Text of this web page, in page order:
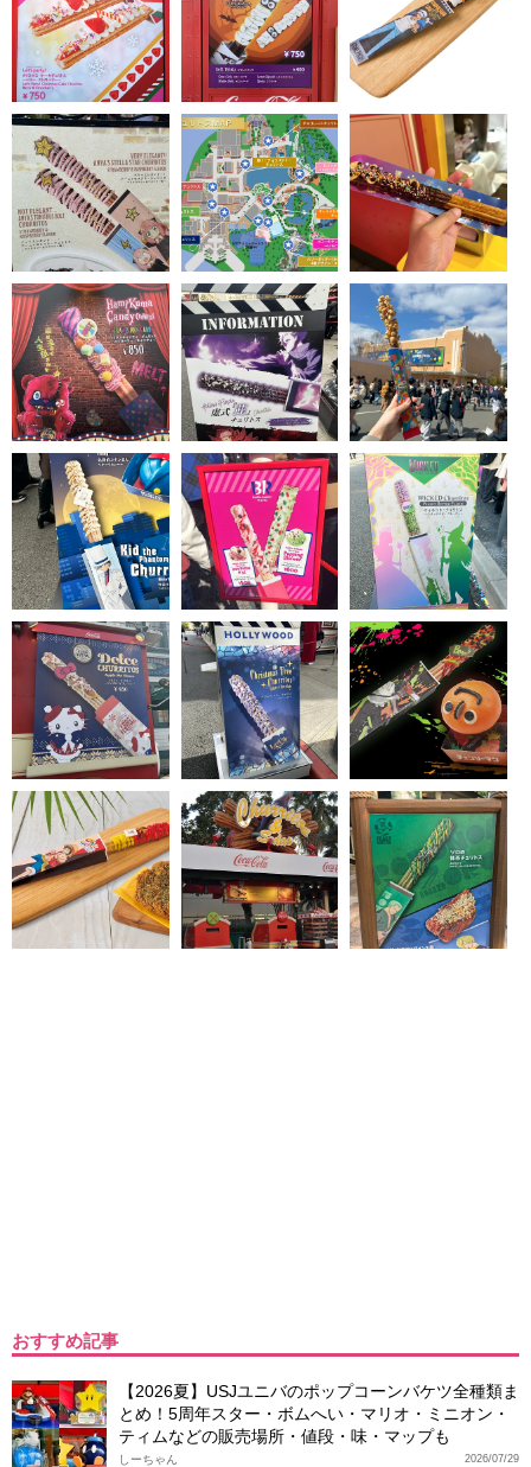
おすすめ記事
【2026夏】USJユニバのポップコーンバケツ全種類ま
とめ！5周年スター・ボムへい・マリオ・ミニオン・
ティムなどの販売場所・値段・味・マップも
2026/07/29
しーちゃん